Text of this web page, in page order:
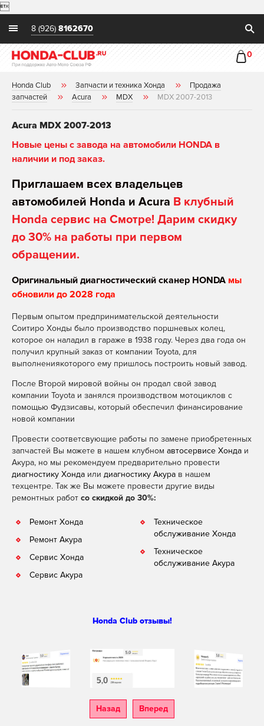

8 (926) 8162670
0
Honda Club Запчасти и техника Хонда
Продажа
запчастей
Acura MDX MDX 2007-2013
Acura MDX 2007-2013
Новые цены с завода на автомобили HONDA в
наличии и под заказ.
Приглашаем всех владельцев
автомобилей Honda и Acura В клубный
Honda сервис на Смотре! Дарим скидку
до 30% на работы при первом
обращении.
Оригинальный диагностический сканер HONDA мы
обновили до 2028 года
Первым опытом предпринимательской деятельности
Соитиро Хонды было производство поршневых колец,
которое он наладил в гараже в 1938 году. Через два года он
получил крупный заказ от компании Toyota, для
выполнениякоторого ему пришлось построить новый завод.
После Второй мировой войны он продал свой завод
компании Toyota и занялся производством мотоциклов с
помощью Фудзисавы, который обеспечил финансирование
новой компании
Провести соответсвующие работы по замене приобретенных
запчастей Вы можете в нашем клубном автосервисе Хонда и
Акура, но мы рекомендуем предварительно провести
диагностику Хонда или диагностику Акура в нашем
техцентре. Так же Вы можете провести другие виды
ремонтных работ со скидкой до 30%:
Ремонт Хонда
Ремонт Акура
Сервис Хонда
Сервис Акура
Техническое
обслуживание Хонда
Техническое
обслуживание Акура
Honda Club отзывы!
Назад Вперед